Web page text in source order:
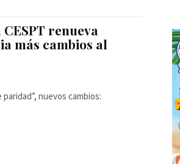
renueva
más cambios al
nuevos cambios: